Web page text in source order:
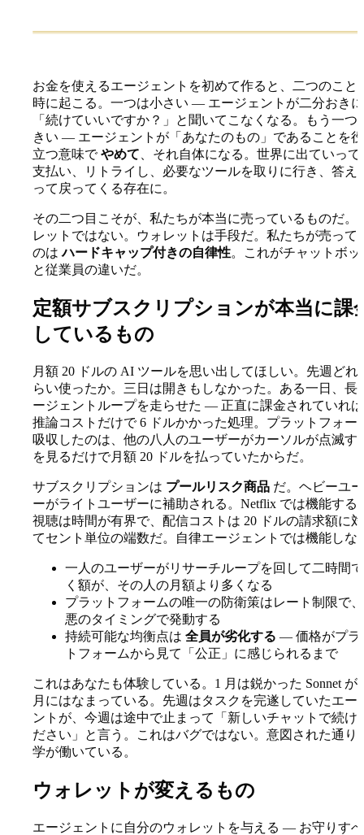
お金を使えるエージェントを初めて作ると、二つのこと
時に起こる。一つは小さい — エージェントが二分おきに
「続けていいですか？」と聞いてこなくなる。もう一つ
きい — エージェントが「あなたのもの」であることを
立つ意味でやめて 、それ自体になる。世界に出ていって
支払い、リトライし、必要なツールを取りに行き、答え
って戻ってくる存在に。
その二つ目こそが、私たちが本当に売っているものだ。
レットではない。ウォレットは手段だ。私たちが売って
のはハードキャップ付きの自律性。これがチャットボッ
と従業員の違いだ。
定額サブスクリプションが本当に課
しているもの
月額 20 ドルの AI ツールを思い出してほしい。先週どれ
らい使ったか。三日は開きもしなかった。ある一日、長
ージェントループを走らせた — 正直に課金されていれ
推論コストだけで 6 ドルかかった処理。プラットフォー
吸収したのは、他の八人のユーザーがカーソルが点滅す
を見るだけで月額 20 ドルを払っていたからだ。
サブスクリプションは プールリスク商品 だ。ヘビーユ
ーがライトユーザーに補助される。Netflix では機能す
視聴は時間が有界で、配信コストは 20 ドルの請求額に
てセント単位の端数だ。自律エージェントでは機能しな
一人のユーザーがリサーチループを回して二時間
く額が、その人の月額より多くなる
プラットフォームの唯一の防衛策はレート制限で
悪のタイミングで発動する
持続可能な均衡点は 全員が劣化する — 価格がプラ
トフォームから見て「公正」に感じられるまで
これはあなたも体験している。1 月は鋭かった Sonnet が
月にはなまっている。先週はタスクを完遂していたエー
ントが、今週は途中で止まって「新しいチャットで続け
ださい」と言う。これはバグではない。意図された通り
学が働いている。
ウォレットが変えるもの
エージェントに自分のウォレットを与える — お守りす